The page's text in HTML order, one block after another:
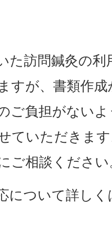
た訪問鍼灸の
すが、書類作
ご負担がない
ていただきま
ご相談ください
について詳し